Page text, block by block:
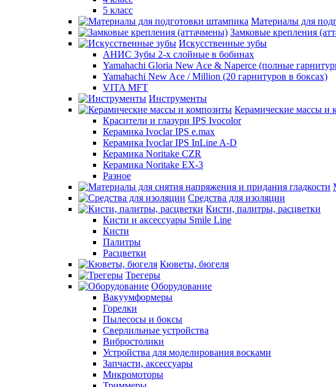
5 класс
Материалы для
Замковые крепления
Искусственные зубы
АНИС Зубы 2-х слойные в бобинах
Yamahachi Gloria New Ace & Naperce (полные
Yamahachi New Ace / Million (20 гарнитуров в боксах)
VITA MFT
Инструменты
Керамические массы и
Красители и глазури IPS Ivocolor
Керамика Ivoclar IPS e.max
Керамика Ivoclar IPS InLine A-D
Керамика Noritake CZR
Керамика Noritake EX-3
Разное
Средства для изоляции
Кисти, палитры, расцветки
Кисти и аксессуары Smile Line
Кисти
Палитры
Расцветки
Кюветы, бюгеля
Трегеры
Оборудование
Вакуумформеры
Горелки
Пылесосы и боксы
Сверлильные устройства
Вибростолики
Устройства для моделирования восками
Запчасти, аксессуары
Микромоторы